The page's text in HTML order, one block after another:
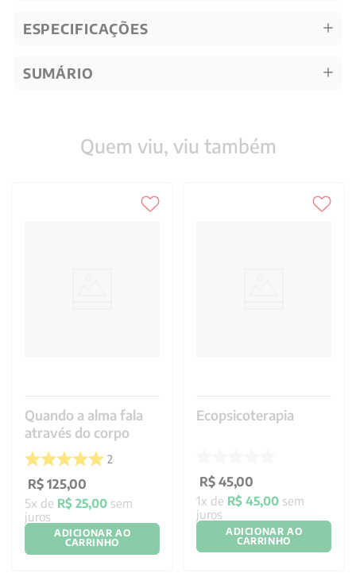
ESPECIFICAÇÕES
SUMÁRIO
Quem viu, viu também
Quando a alma fala
através do corpo
2
R$ 125,00
5x de R$ 25,00 sem
juros
ADICIONAR AO
CARRINHO
Ecopsicoterapia
R$ 45,00
1x de R$ 45,00 sem
juros
ADICIONAR AO
CARRINHO